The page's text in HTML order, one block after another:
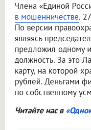
Члена «Единой
в мошенничестве.
По версии
являясь
предложил одному
должность. За это
карту, на которой
рублей. Деньгами
по собственному
Читайте нас в